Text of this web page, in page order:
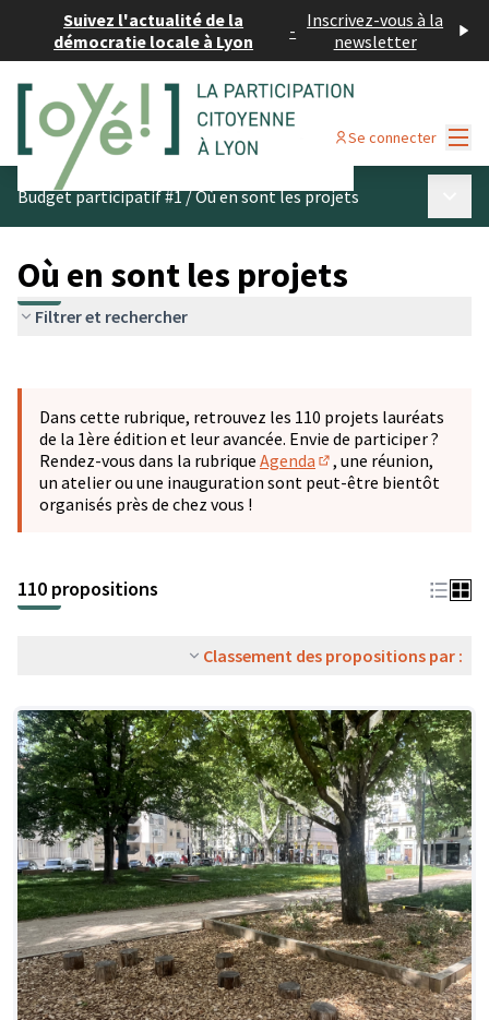
Suivez l'actualité de la
démocratie locale à Lyon
- Inscrivez-vous à la
newsletter
Se connecter
Budget participatif #1/Où en sont les projets
Où en sont les projets
Filtrer et rechercher
−
Dans cette rubrique, retrouvez les 110 projets lauréats
de la 1ère édition et leur avancée. Envie de participer ?
Rendez-vous dans la rubrique Agenda
(S'ouvre dans un
, une réunion,
un atelier ou une inauguration sont peut-être bientôt
organisés près de chez vous !
110 propositions
Classement des propositions par :